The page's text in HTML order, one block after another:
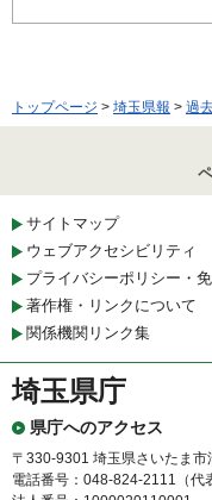
トップページ > 埼玉県報 > 過
サイトマップ
ウェブアクセシビリティ
プライバシーポリシー・
著作権・リンクについて
関係機関リンク集
埼玉県庁
県庁へのアクセス
〒330-9301 埼玉県さいたま
電話番号：048-824-2111（代